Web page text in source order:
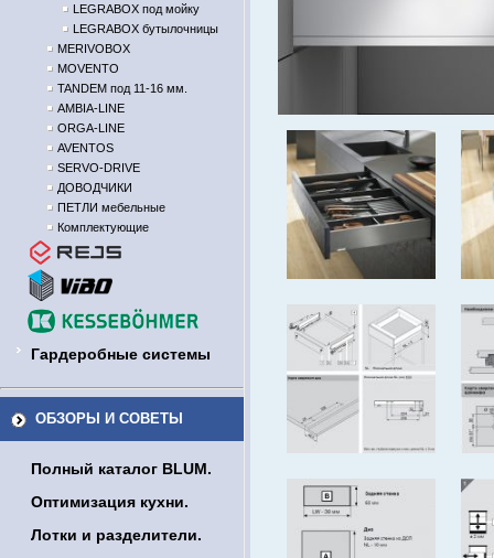
LEGRABOX под мойку
LEGRABOX бутылочницы
MERIVOBOX
MOVENTO
TANDEM под 11-16 мм.
AMBIA-LINE
ORGA-LINE
AVENTOS
SERVO-DRIVE
ДОВОДЧИКИ
ПЕТЛИ мебельные
Комплектующие
Гардеробные системы
ОБЗОРЫ И СОВЕТЫ
Полный каталог BLUM.
Оптимизация кухни.
Лотки и разделители.